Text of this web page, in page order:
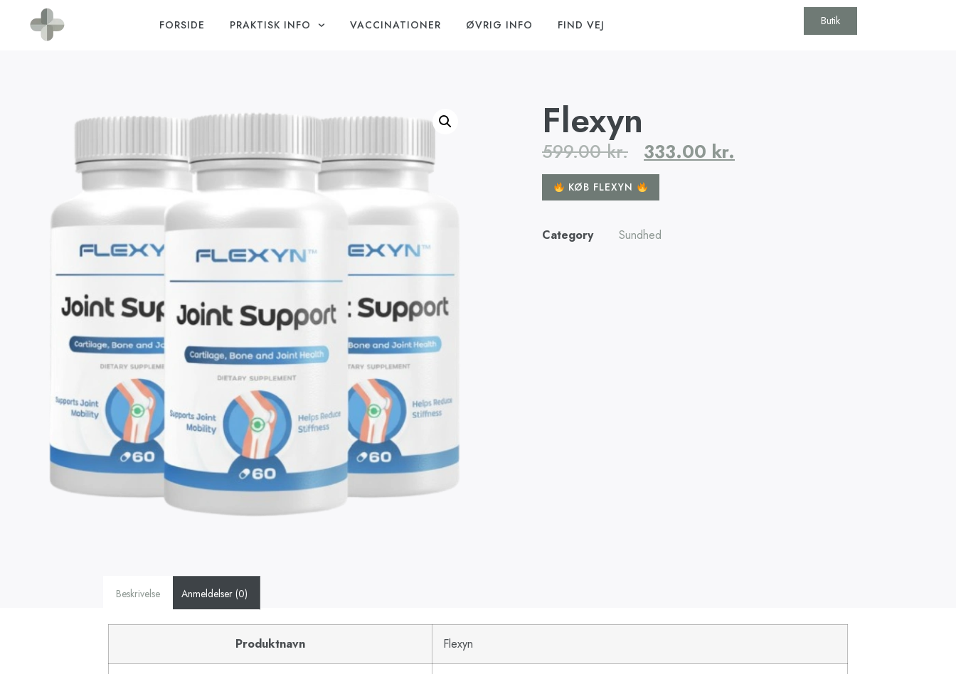
FORSIDE PRAKTISK INFO VACCINATIONER ØVRIG INFO FIND VEJ Butik
Flexyn
599.00kr. 333.00 kr.
KØB FLEXYN
Category Sundhed
Beskrivelse Anmeldelser (0)
Produktnavn Flexyn